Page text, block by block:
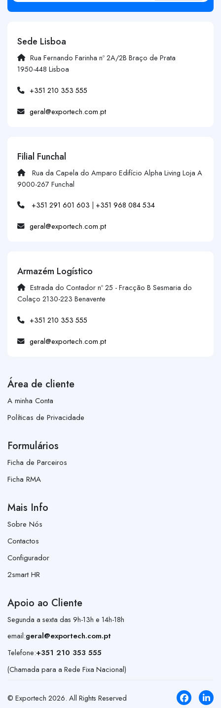
Sede Lisboa
Rua Fernando Farinha nº 2A/2B Braço de Prata
1950-448 Lisboa
+351 210 353 555
geral@exportech.com.pt
Filial Funchal
Rua da Capela do Amparo Edifício Alpha Living Loja A
9000-267 Funchal
+351 291 601 603 | +351 968 084 534
geral@exportech.com.pt
Armazém Logístico
Estrada do Contador nº 25 - Fracção B Sesmaria do
Colaço 2130-223 Benavente
+351 210 353 555
geral@exportech.com.pt
Área de cliente
A minha Conta
Políticas de Privacidade
Formulários
Ficha de Parceiros
Ficha RMA
Mais Info
Sobre Nós
Contactos
Configurador
2smart HR
Apoio ao Cliente
Segunda a sexta das 9h-13h e 14h-18h
email:geral@exportech.com.pt
Telefone:+351 210 353 555
(Chamada para a Rede Fixa Nacional)
© Exportech 2026. All Rights Reserved